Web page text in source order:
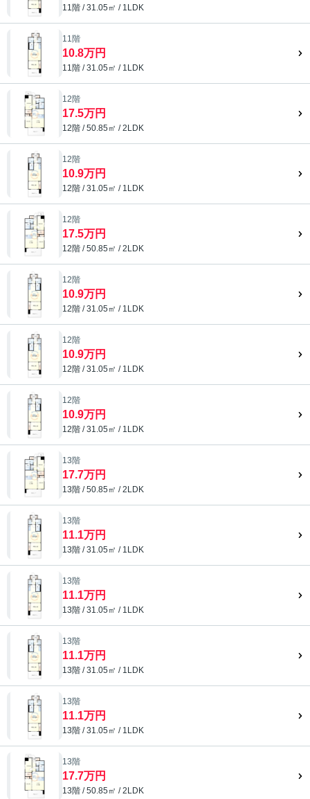
11階 / 31.05㎡ / 1LDK
11階
10.8万円
11階 / 31.05㎡ / 1LDK
12階
17.5万円
12階 / 50.85㎡ / 2LDK
12階
10.9万円
12階 / 31.05㎡ / 1LDK
12階
17.5万円
12階 / 50.85㎡ / 2LDK
12階
10.9万円
12階 / 31.05㎡ / 1LDK
12階
10.9万円
12階 / 31.05㎡ / 1LDK
12階
10.9万円
12階 / 31.05㎡ / 1LDK
13階
17.7万円
13階 / 50.85㎡ / 2LDK
13階
11.1万円
13階 / 31.05㎡ / 1LDK
13階
11.1万円
13階 / 31.05㎡ / 1LDK
13階
11.1万円
13階 / 31.05㎡ / 1LDK
13階
11.1万円
13階 / 31.05㎡ / 1LDK
13階
17.7万円
13階 / 50.85㎡ / 2LDK